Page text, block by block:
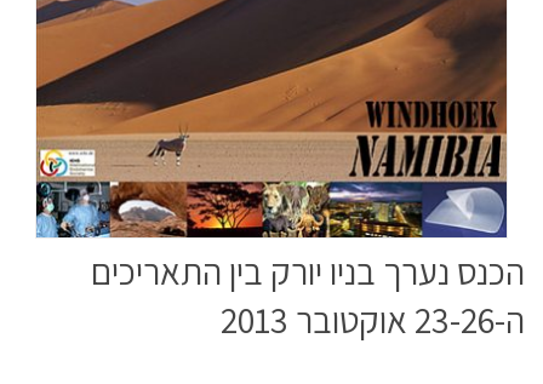
הכנס נערך בניו יורק בין התאריכים
ה-23-26 אוקטובר 2013